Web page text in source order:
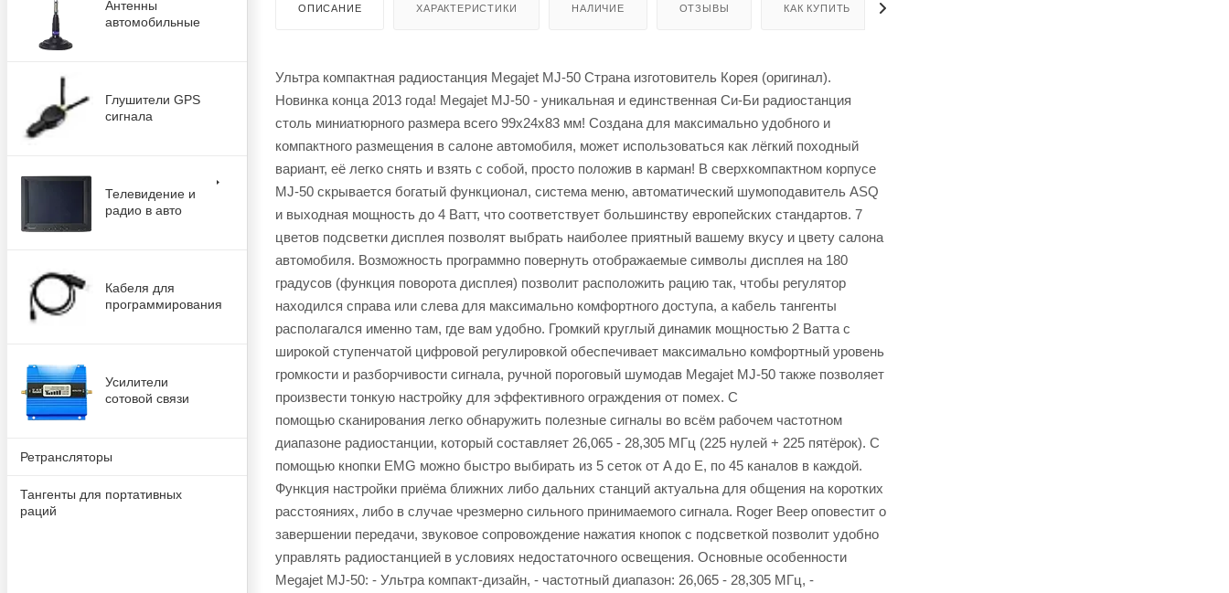
Антенны
автомобильные
Глушители GPS
сигнала
Телевидение и
радио в авто
Кабеля для
программирования
Усилители
сотовой связи
Ретрансляторы
Тангенты для портативных
раций
ОПИСАНИЕ ХАРАКТЕРИСТИКИ НАЛИЧИЕ ОТЗЫВЫ КАК КУПИТЬ
Ультра компактная радиостанция Megajet MJ-50 Страна изготовитель Корея (оригинал).
Новинка конца 2013 года! Megajet MJ-50 - уникальная и единственная Си-Би радиостанция
столь миниатюрного размера всего 99х24х83 мм! Создана для максимально удобного и
компактного размещения в салоне автомобиля, может использоваться как лёгкий походный
вариант, её легко снять и взять с собой, просто положив в карман! В сверхкомпактном корпусе
MJ-50 скрывается богатый функционал, система меню, автоматический шумоподавитель ASQ
и выходная мощность до 4 Ватт, что соответствует большинству европейских стандартов. 7
цветов подсветки дисплея позволят выбрать наиболее приятный вашему вкусу и цвету салона
автомобиля. Возможность программно повернуть отображаемые символы дисплея на 180
градусов (функция поворота дисплея) позволит расположить рацию так, чтобы регулятор
находился справа или слева для максимально комфортного доступа, а кабель тангенты
располагался именно там, где вам удобно. Громкий круглый динамик мощностью 2 Ватта с
широкой ступенчатой цифровой регулировкой обеспечивает максимально комфортный уровень
громкости и разборчивости сигнала, ручной пороговый шумодав Megajet MJ-50 также позволяет
произвести тонкую настройку для эффективного ограждения от помех. С
помощью сканирования легко обнаружить полезные сигналы во всём рабочем частотном
диапазоне радиостанции, который составляет 26,065 - 28,305 МГц (225 нулей + 225 пятёрок). С
помощью кнопки EMG можно быстро выбирать из 5 сеток от A до E, по 45 каналов в каждой.
Функция настройки приёма ближних либо дальних станций актуальна для общения на коротких
расстояниях, либо в случае чрезмерно сильного принимаемого сигнала. Roger Beep оповестит о
завершении передачи, звуковое сопровождение нажатия кнопок с подсветкой позволит удобно
управлять радиостанцией в условиях недостаточного освещения. Основные особенности
Megajet MJ-50: - Ультра компакт-дизайн, - частотный диапазон: 26,065 - 28,305 МГц, -